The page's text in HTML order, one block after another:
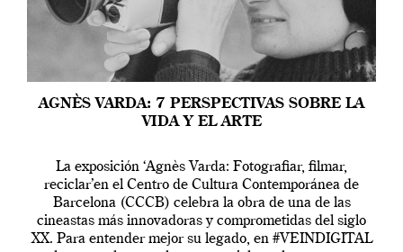
AGNÈS VARDA: 7 PERSPECTIVAS SOBRE LA
VIDA Y EL ARTE
La exposición ‘Agnès Varda: Fotografiar, filmar,
reciclar’en el Centro de Cultura Contemporánea de
Barcelona (CCCB) celebra la obra de una de las
cineastas más innovadoras y comprometidas del siglo
XX. Para entender mejor su legado, en #VEINDIGITAL